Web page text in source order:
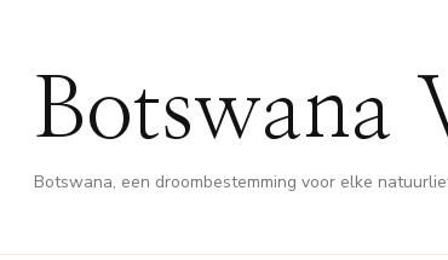
Botswana
Botswana, een droombestemming voor elke